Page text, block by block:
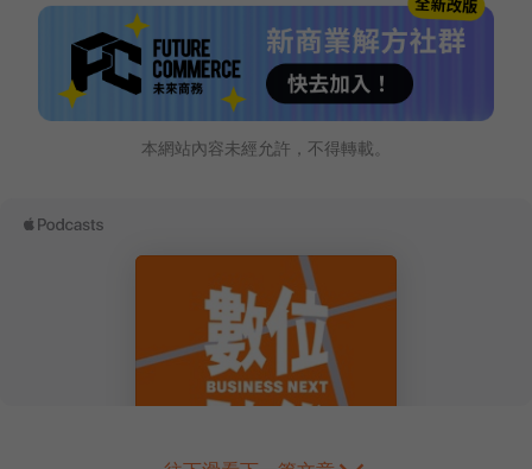
本網站內容未經允許，不得轉載。